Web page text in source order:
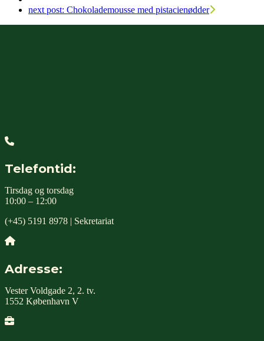
next post: Chokolademousse med pistacienødder
Telefontid:
Tirsdag og torsdag
10:00 – 12:00
(+45) 5191 8978 | Sekretariat
Adresse:
Vester Voldgade 2, 2. tv.
1552 København V